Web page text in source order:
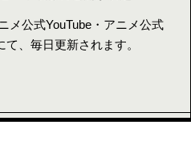
メ公式YouTube・アニメ公式
、毎日更新されます。